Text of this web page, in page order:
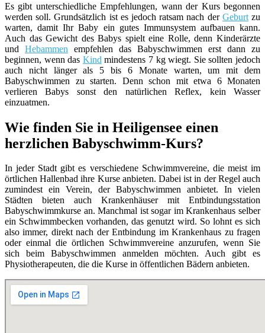
Es gibt unterschiedliche Empfehlungen, wann der Kurs begonnen
werden soll. Grundsätzlich ist es jedoch ratsam nach der Geburtzu
warten, damit Ihr Baby ein gutes Immunsystem aufbauen kann.
Auch das Gewicht des Babys spielt eine Rolle, denn Kinderärzte
und Hebammen empfehlen das Babyschwimmen erst dann zu
beginnen, wenn das Kind mindestens 7 kg wiegt. Sie sollten jedoch
auch nicht länger als 5 bis 6 Monate warten, um mit dem
Babyschwimmen zu starten. Denn schon mit etwa 6 Monaten
verlieren Babys sonst den natürlichen Reflex, kein Wasser
einzuatmen.
Wie finden Sie in Heiligensee einen
herzlichen Babyschwimm-Kurs?
In jeder Stadt gibt es verschiedene Schwimmvereine, die meist im
örtlichen Hallenbad ihre Kurse anbieten. Dabei ist in der Regel auch
zumindest ein Verein, der Babyschwimmen anbietet. In vielen
Städten bieten auch Krankenhäuser mit Entbindungsstation
Babyschwimmkurse an. Manchmal ist sogar im Krankenhaus selber
ein Schwimmbecken vorhanden, das genutzt wird. So lohnt es sich
also immer, direkt nach der Entbindung im Krankenhaus zu fragen
oder einmal die örtlichen Schwimmvereine anzurufen, wenn Sie
sich beim Babyschwimmen anmelden möchten. Auch gibt es
Physiotherapeuten, die die Kurse in öffentlichen Bädern anbieten.